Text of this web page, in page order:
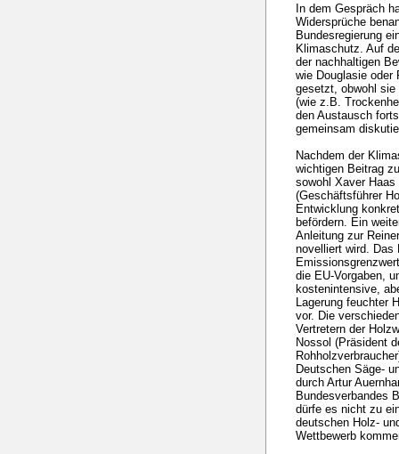
In dem Gespräch
Widersprüche
Bundesregierung
Klimaschutz. Auf
der nachhaltigen
wie Douglasie oder
gesetzt, obwohl sie
(wie z.B.
den Austausch
gemeinsam
Nachdem der
wichtigen Beitrag
sowohl Xaver
(Geschäftsführer
Entwicklung
befördern. Ein
Anleitung zur
novelliert wird. Das
die EU-Vorgaben,
kostenintensive,
Lagerung feuchter
vor. Die
Vertretern der
Nossol (Präsident
Deutschen Säge-
durch Artur
Bundesverbandes
dürfe es nicht zu
deutschen Holz-
Wettbewerb